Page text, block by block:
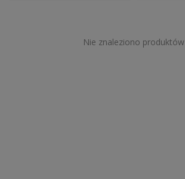
Wyposażenie i akcesoria samochodowe
Nie znaleziono produktów